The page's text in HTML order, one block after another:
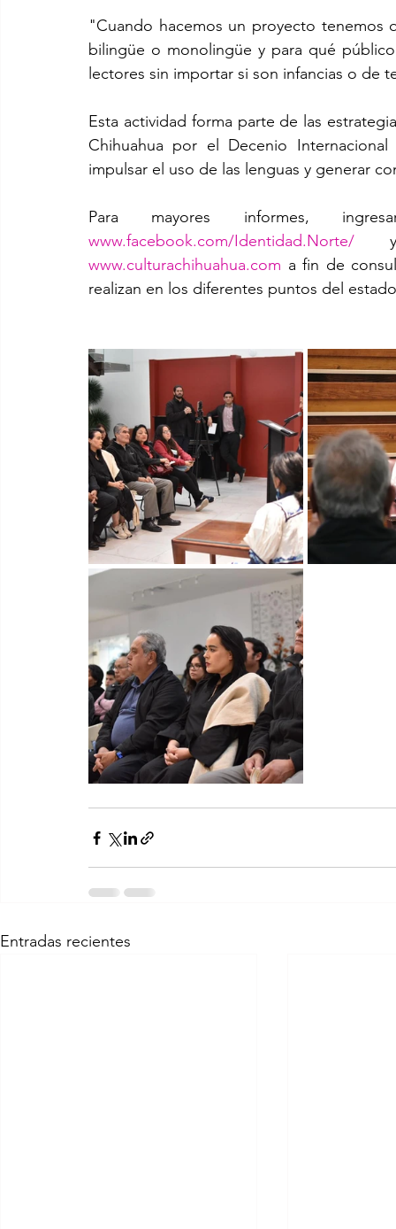
"Cuando hacemos un proyecto tenemos
bilingüe o monolingüe y para qué
lectores sin importar si son infancias o de
Esta actividad forma parte de las
Chihuahua por el Decenio
impulsar el uso de las lenguas y generar
Para mayores informes,
www.facebook.com/Identidad.Norte/
www.culturachihuahua.com a fin de
realizan en los diferentes puntos del
Entradas recientes